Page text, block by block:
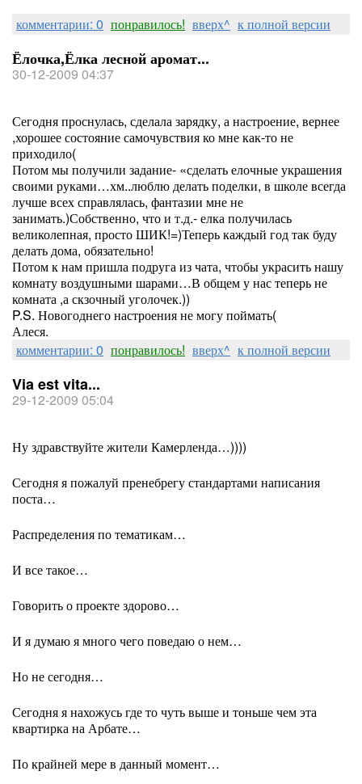
комментарии: 0 понравилось! вверх^ к полной версии
Ёлочка,Ёлка лесной аромат...
30-12-2009 04:37
Сегодня проснулась, сделала зарядку, а настроение, вернее
,хорошее состояние самочувствия ко мне как-то не
приходило(
Потом мы получили задание- «сделать елочные украшения
своими руками…хм..люблю делать поделки, в школе всегда
лучше всех справлялась, фантазии мне не
занимать.)Собственно, что и т.д.- елка получилась
великолепная, просто ШИК!=)Теперь каждый год так буду
делать дома, обязательно!
Потом к нам пришла подруга из чата, чтобы украсить нашу
комнату воздушными шарами…В общем у нас теперь не
комната ,а скзочный уголочек.))
P.S. Новогоднего настроения не могу поймать(
Алеся.
комментарии: 0 понравилось! вверх^ к полной версии
Via est vita...
29-12-2009 05:04
Ну здравствуйте жители Камерленда…))))
Сегодня я пожалуй пренебрегу стандартами написания
поста…
Распределения по тематикам…
И все такое…
Говорить о проекте здорово…
И я думаю я много чего поведаю о нем…
Но не сегодня…
Сегодня я нахожусь где то чуть выше и тоньше чем эта
квартирка на Арбате…
По крайней мере в данный момент…